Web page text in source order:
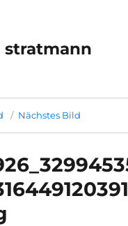
Nächstes Bild